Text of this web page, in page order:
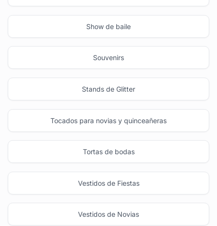
Show de baile
Souvenirs
Stands de Glitter
Tocados para novias y quinceañeras
Tortas de bodas
Vestidos de Fiestas
Vestidos de Novias